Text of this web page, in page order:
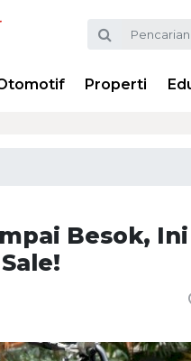
Properti
Besok,